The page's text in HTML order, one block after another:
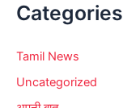
Categories
Tamil News
Uncategorized